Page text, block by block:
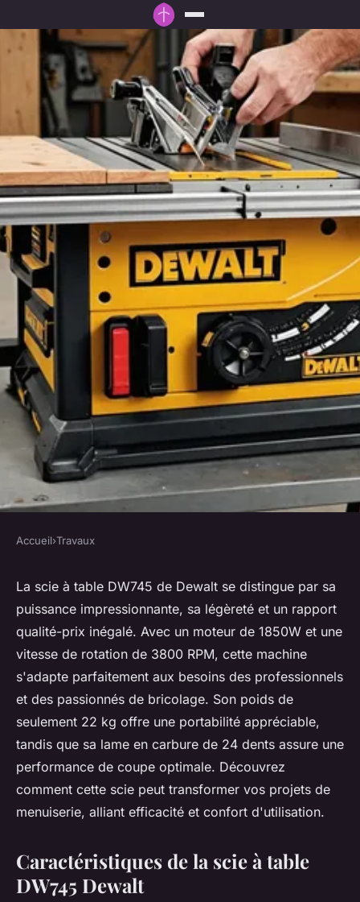
Scie à table dw745 dewalt :
puissance, légèreté et prix
réduit
Pablo•1 octobre 2024•6 min de lecture
Accueil›Travaux
La scie à table DW745 de Dewalt se distingue par sa
puissance impressionnante, sa légèreté et un rapport
qualité-prix inégalé. Avec un moteur de 1850W et une
vitesse de rotation de 3800 RPM, cette machine
s'adapte parfaitement aux besoins des professionnels
et des passionnés de bricolage. Son poids de
seulement 22 kg offre une portabilité appréciable,
tandis que sa lame en carbure de 24 dents assure une
performance de coupe optimale. Découvrez
comment cette scie peut transformer vos projets de
menuiserie, alliant efficacité et confort d'utilisation.
Caractéristiques de la scie à table
DW745 Dewalt